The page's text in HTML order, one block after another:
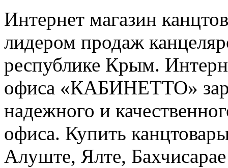
Интернет магазин
лидером продаж
республике Крым.
офиса «КАБИНЕТТО»
надежного и
офиса. Купить
Алуште, Ялте,